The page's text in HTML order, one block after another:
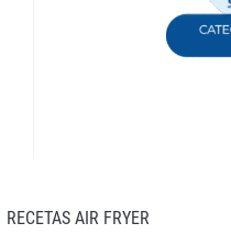
RECETAS AIR FRYER